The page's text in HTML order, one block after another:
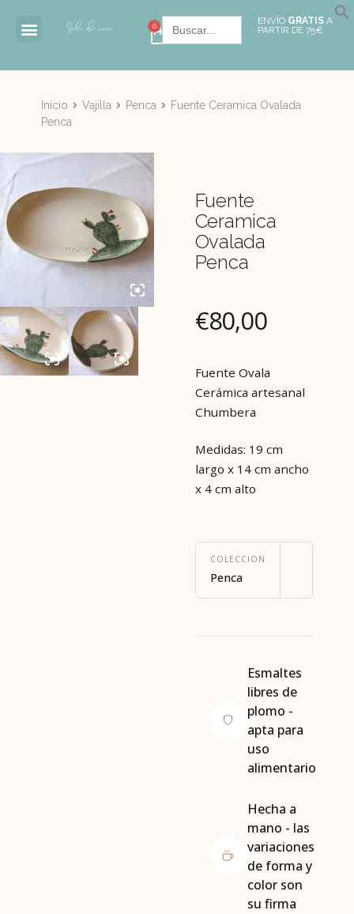
0 Buscar: ENVÍO GRATIS A
PARTIR DE 75€
Inicio Vajilla Penca
Fuente Ceramica Ovalada
Penca
Fuente
Ceramica
Ovalada
Penca
€80,00
Fuente Ovala
Cerámica artesanal
Chumbera
Medidas: 19 cm
largo x 14 cm ancho
x 4 cm alto
COLECCION
Penca
Esmaltes
libres de
plomo -
apta para
uso
alimentario
Hecha a
mano - las
variaciones
de forma y
color son
su firma